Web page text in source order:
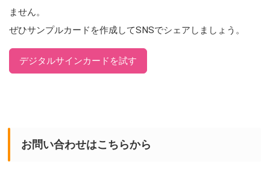
ません。
ぜひサンプルカードを作成してSNSでシェアしましょう。
デジタルサインカードを試す
お問い合わせはこちらから